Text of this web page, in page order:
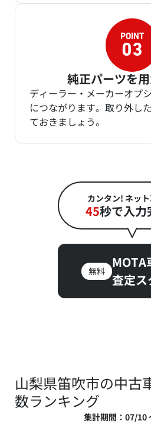
純正パーツを
ディーラー・メーカーオプ
につながります。取り外し
ておきましょう。
カンタン! ネッ
45秒で入
無料
MOTA
査定ス
山梨県笛吹市の中古
数ランキング
集計期間：07/10